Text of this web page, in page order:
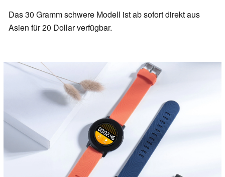
Das 30 Gramm schwere Modell ist ab sofort direkt aus
Asien für 20 Dollar verfügbar.